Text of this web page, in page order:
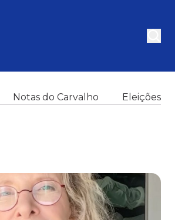
Notas do Carvalho Eleições